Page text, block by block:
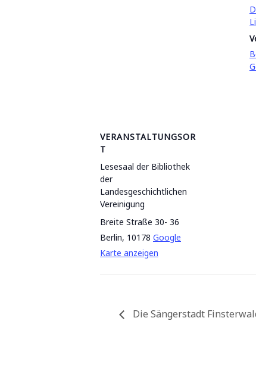
VERANSTALTUNGSOR
T
Lesesaal der Bibliothek
der
Landesgeschichtlichen
Vereinigung
Breite Straße 30- 36
Berlin, 10178 Google
Karte anzeigen
Die Sängerstadt